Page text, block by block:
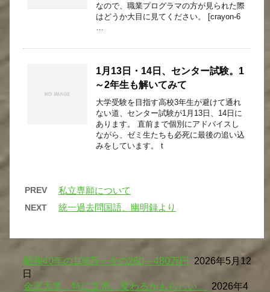
なので、職業プログラマの方が見られた際
はどうか大目に見てください。 [crayon-6
1月13日・14日、センター試験。1
～2年生も解いてみて
大学受験を目指す高校3年生が避けて通れ
ない道、センター試験が1月13日、14日に
あります。 直前まで個別にアドバイスし
ながら、ゼミ生たちも必死に最後の追い込
みをしています。 t
PREV 私立専願について
NEXT 統一過去問国語、幽明録より
昭和40年の100万＝今の260～480万円
2026年5月12
日
金沢大学、特に文系、変わるかもらしい。
2026年4